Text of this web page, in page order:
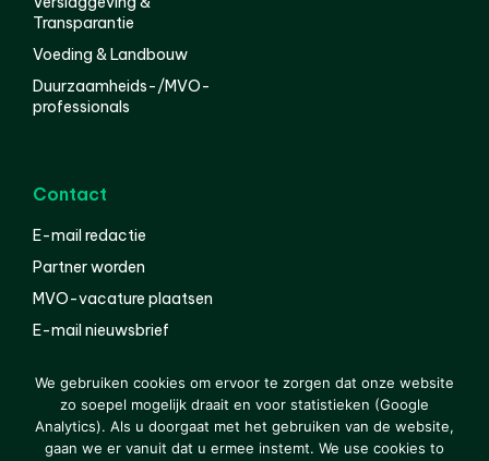
Transparantie
Voeding & Landbouw
Duurzaamheids-/MVO-
professionals
Contact
E-mail redactie
Partner worden
MVO-vacature plaatsen
E-mail nieuwsbrief
© 2000-2026 Van der Molen EIS Colofon Disclaimer
We gebruiken cookies om ervoor te zorgen dat onze website
zo soepel mogelijk draait en voor statistieken (Google
Analytics). Als u doorgaat met het gebruiken van de website,
gaan we er vanuit dat u ermee instemt. We use cookies to